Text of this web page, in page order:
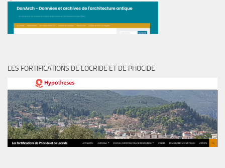
LES FORTIFICATIONS DE LOCRIDE ET DE PHOCIDE